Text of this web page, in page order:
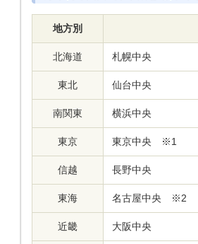
地方別
北海道 札幌中央
東北 仙台中央
南関東 横浜中央
東京 東京中央 ※1
信越 長野中央
東海 名古屋中央 ※2
近畿 大阪中央